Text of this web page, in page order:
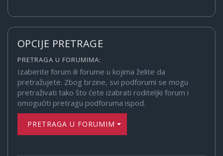
OPCIJE PRETRAGE
PRETRAGA U FORUMIMA:
Izaberite forum ili forume u kojima želite da
pretražujete. Zbog brzine, svi podforumi se mogu
pretraživati tako što ćete izabrati roditeljki forum i
omogućiti pretragu podforuma ispod.
PRETRAGA U FORUMIMA